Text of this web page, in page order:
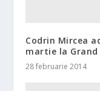
Codrin Mircea
martie la
28 februarie 2014